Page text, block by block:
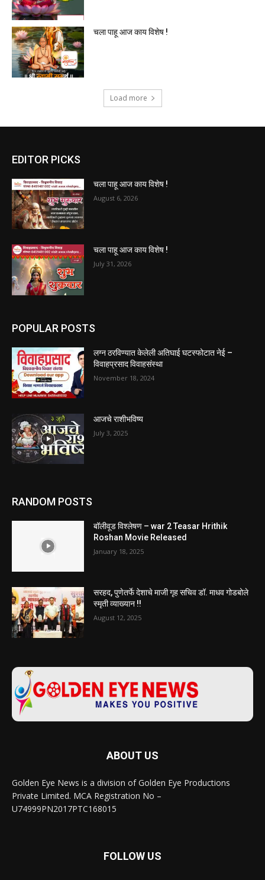
चला पाहू आज काय विशेष !
Load more
EDITOR PICKS
चला पाहू आज काय विशेष !
August 6, 2026
चला पाहू आज काय विशेष !
July 31, 2026
POPULAR POSTS
लग्न ठरविण्यात केलेली अतिघाई घटस्फोटात नेई –
विवाहप्रसाद विवाहसंस्था
November 18, 2024
आजचे राशीभविष्य
July 3, 2025
RANDOM POSTS
बॉलीवूड विश्लेषण – war 2 Teasar Hrithik
Roshan Movie Released
January 18, 2025
सरहद, पुणेतर्फे देशाचे माजी गृह सचिव डॉ. माधव गोडबोले
स्मृती व्याख्यान !!
August 12, 2025
ABOUT US
Golden Eye News is a division of Golden Eye Productions
Private Limited. MCA Registration No –
U74999PN2017PTC168015
FOLLOW US